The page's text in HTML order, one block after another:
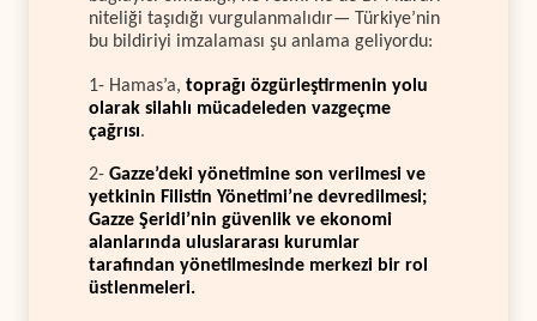
niteliği taşıdığı vurgulanmalıdır— Türkiye’nin
bu bildiriyi imzalaması şu anlama geliyordu:
1- Hamas’a, toprağı özgürleştirmenin yolu
olarak silahlı mücadeleden vazgeçme
çağrısı.
2- Gazze’deki yönetimine son verilmesi ve
yetkinin Filistin Yönetimi’ne devredilmesi;
Gazze Şeridi’nin güvenlik ve ekonomi
alanlarında uluslararası kurumlar
tarafından yönetilmesinde merkezi bir rol
üstlenmeleri.